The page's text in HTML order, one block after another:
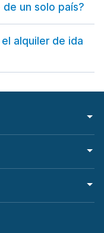
un solo país?
alquiler de ida